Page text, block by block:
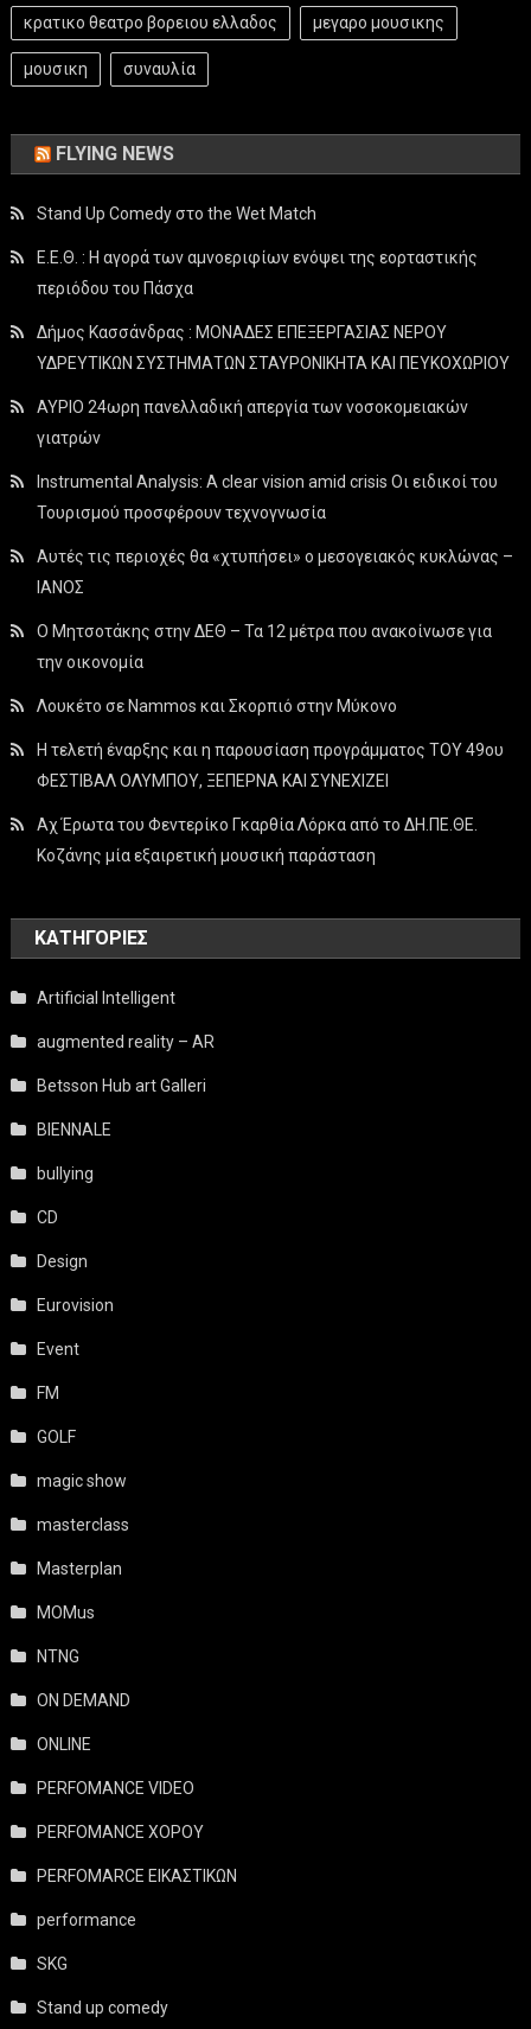
κρατικο θεατρο βορειου ελλαδος μεγαρο μουσικης
μουσικη συναυλία
FLYING NEWS
Stand Up Comedy στο the Wet Match
Ε.Ε.Θ. : Η αγορά των αμνοεριφίων ενόψει της εορταστικής
περιόδου του Πάσχα
Δήμος Κασσάνδρας : ΜΟΝΑΔΕΣ ΕΠΕΞΕΡΓΑΣΙΑΣ ΝΕΡΟΥ
ΥΔΡΕΥΤΙΚΩΝ ΣΥΣΤΗΜΑΤΩΝ ΣΤΑΥΡΟΝΙΚΗΤΑ ΚΑΙ ΠΕΥΚΟΧΩΡΙΟΥ
ΑΥΡΙΟ 24ωρη πανελλαδική απεργία των νοσοκομειακών
γιατρών
Instrumental Analysis: A clear vision amid crisis Οι ειδικοί του
Τουρισμού προσφέρουν τεχνογνωσία
Αυτές τις περιοχές θα «χτυπήσει» ο μεσογειακός κυκλώνας –
ΙΑΝΟΣ
Ο Μητσοτάκης στην ΔΕΘ – Τα 12 μέτρα που ανακοίνωσε για
την οικονομία
Λουκέτο σε Nammos και Σκορπιό στην Μύκονο
Η τελετή έναρξης και η παρουσίαση προγράμματος ΤΟΥ 49ου
ΦΕΣΤΙΒΑΛ ΟΛΥΜΠΟΥ, ΞΕΠΕΡΝΑ ΚΑΙ ΣΥΝΕΧΙΖΕΙ
Αχ Έρωτα του Φεντερίκο Γκαρθία Λόρκα από το ΔΗ.ΠΕ.ΘΕ.
Κοζάνης μία εξαιρετική μουσική παράσταση
KΑΤΗΓΟΡΊΕΣ
Artificial Intelligent
augmented reality – AR
Betsson Hub art Galleri
BIENNALE
bullying
CD
Design
Eurovision
Event
FM
GOLF
magic show
masterclass
Masterplan
MOMus
NTNG
ON DEMAND
ONLINE
PERFOMANCE VIDEO
PERFOMANCE ΧΟΡΟΥ
PERFOMARCE ΕΙΚΑΣΤΙΚΩΝ
performance
SKG
Stand up comedy